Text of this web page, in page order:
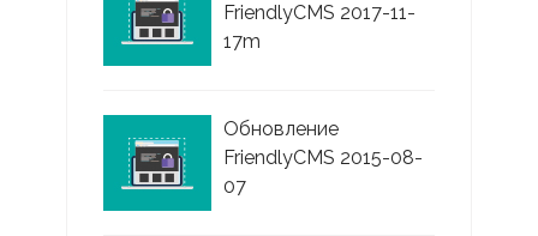
FriendlyCMS 2017-11-
17m
Обновление
FriendlyCMS 2015-08-
07